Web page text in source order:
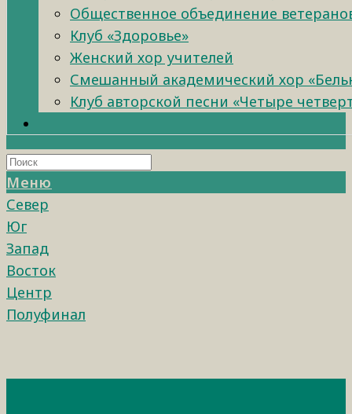
Общественное объединение
Клуб «Здоровье»
Женский хор учителей
Смешанный академический хор
Клуб авторской песни «Четыре
Меню
Север
Юг
Запад
Восток
Центр
Полуфинал